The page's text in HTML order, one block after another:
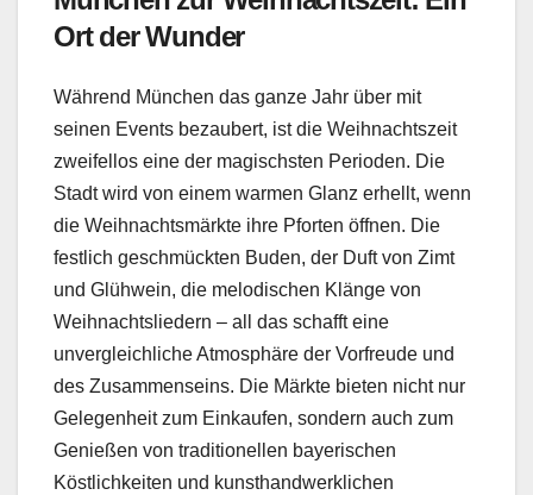
Ort der Wunder
Während München das ganze Jahr über mit
seinen Events bezaubert, ist die Weihnachtszeit
zweifellos eine der magischsten Perioden. Die
Stadt wird von einem warmen Glanz erhellt, wenn
die Weihnachtsmärkte ihre Pforten öffnen. Die
festlich geschmückten Buden, der Duft von Zimt
und Glühwein, die melodischen Klänge von
Weihnachtsliedern – all das schafft eine
unvergleichliche Atmosphäre der Vorfreude und
des Zusammenseins. Die Märkte bieten nicht nur
Gelegenheit zum Einkaufen, sondern auch zum
Genießen von traditionellen bayerischen
Köstlichkeiten und kunsthandwerklichen